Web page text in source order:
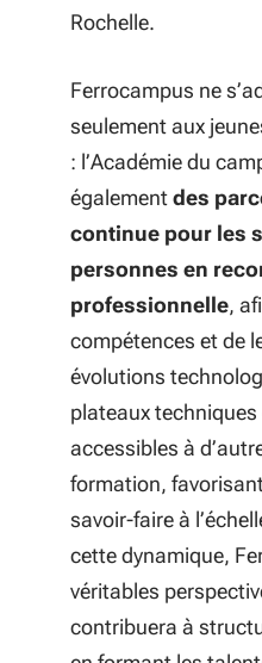
Rochelle.
Ferrocampus ne
seulement aux
: l’Académie du
égalementdes
continue pour les
personnes en
professionnelle,
compétences et de
évolutions
plateaux
accessibles à
formation,
savoir-faire à
cette dynamique,
véritables
contribuera à